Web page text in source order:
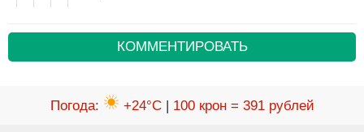
КОММЕНТИРОВАТЬ
Погода: +24°C| 100 крон = 391 рублей